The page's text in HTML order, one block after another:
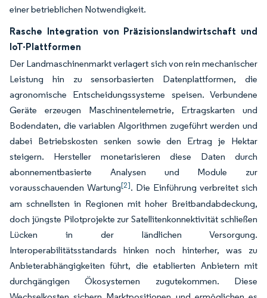
einer betrieblichen Notwendigkeit.
Rasche Integration von Präzisionslandwirtschaft und
IoT-Plattformen
Der Landmaschinenmarkt verlagert sich von rein mechanischer
Leistung hin zu sensorbasierten Datenplattformen, die
agronomische Entscheidungssysteme speisen. Verbundene
Geräte erzeugen Maschinentelemetrie, Ertragskarten und
Bodendaten, die variablen Algorithmen zugeführt werden und
dabei Betriebskosten senken sowie den Ertrag je Hektar
steigern. Hersteller monetarisieren diese Daten durch
abonnementbasierte Analysen und Module zur
vorausschauenden Wartung[2]. Die Einführung verbreitet sich
am schnellsten in Regionen mit hoher Breitbandabdeckung,
doch jüngste Pilotprojekte zur Satellitenkonnektivität schließen
Lücken in der ländlichen Versorgung.
Interoperabilitätsstandards hinken noch hinterher, was zu
Anbieterabhängigkeiten führt, die etablierten Anbietern mit
durchgängigen Ökosystemen zugutekommen. Diese